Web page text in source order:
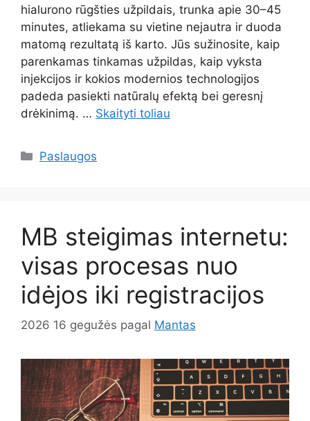
hialurono rūgšties užpildais, trunka apie 30–45
minutes, atliekama su vietine nejautra ir duoda
matomą rezultatą iš karto. Jūs sužinosite, kaip
parenkamas tinkamas užpildas, kaip vyksta
injekcijos ir kokios modernios technologijos
padeda pasiekti natūralų efektą bei geresnį
drėkinimą. … Skaityti toliau
Kategorijos
Paslaugos
MB steigimas internetu:
visas procesas nuo
idėjos iki registracijos
2026 16 gegužės pagal Mantas